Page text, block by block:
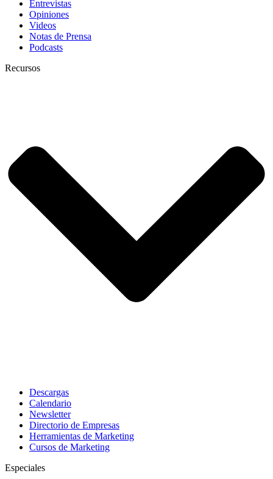
Entrevistas
Opiniones
Videos
Notas de Prensa
Podcasts
Recursos
Descargas
Calendario
Newsletter
Directorio de Empresas
Herramientas de Marketing
Cursos de Marketing
Especiales